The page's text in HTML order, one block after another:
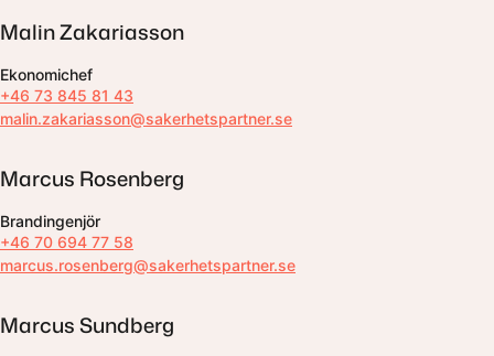
Malin Zakariasson
Ekonomichef
+46 73 845 81 43
malin.zakariasson@sakerhetspartner.se
Marcus Rosenberg
Brandingenjör
+46 70 694 77 58
marcus.rosenberg@sakerhetspartner.se
Marcus Sundberg